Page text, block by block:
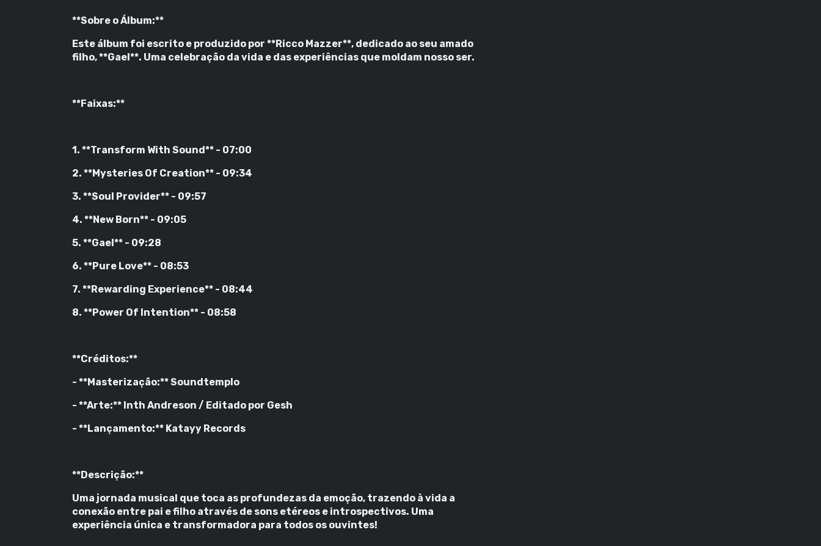
**Sobre o Álbum:**
Este álbum foi escrito e produzido por **Ricco Mazzer**, dedicado ao seu amado
filho, **Gael**. Uma celebração da vida e das experiências que moldam nosso ser.
**Faixas:**
1. **Transform With Sound** - 07:00
2. **Mysteries Of Creation** - 09:34
3. **Soul Provider** - 09:57
4. **New Born** - 09:05
5. **Gael** - 09:28
6. **Pure Love** - 08:53
7. **Rewarding Experience** - 08:44
8. **Power Of Intention** - 08:58
**Créditos:**
- **Masterização:** Soundtemplo
- **Arte:** Inth Andreson / Editado por Gesh
- **Lançamento:** Katayy Records
**Descrição:**
Uma jornada musical que toca as profundezas da emoção, trazendo à vida a
conexão entre pai e filho através de sons etéreos e introspectivos. Uma
experiência única e transformadora para todos os ouvintes!